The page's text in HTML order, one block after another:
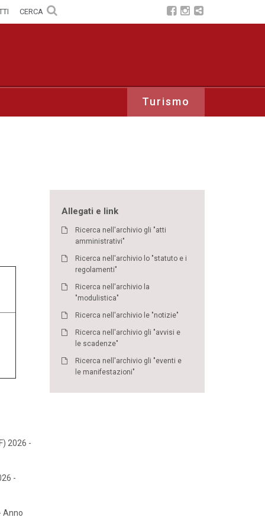
CERCA
Turismo
2026 -
-
Anno
Allegati e link
Ricerca nell'archivio gli "atti
amministrativi"
Ricerca nell'archivio lo "statuto e i
regolamenti"
Ricerca nell'archivio la
"modulistica"
Ricerca nell'archivio le "notizie"
Ricerca nell'archivio gli "avvisi e
le scadenze"
Ricerca nell'archivio gli "eventi e
le manifestazioni"